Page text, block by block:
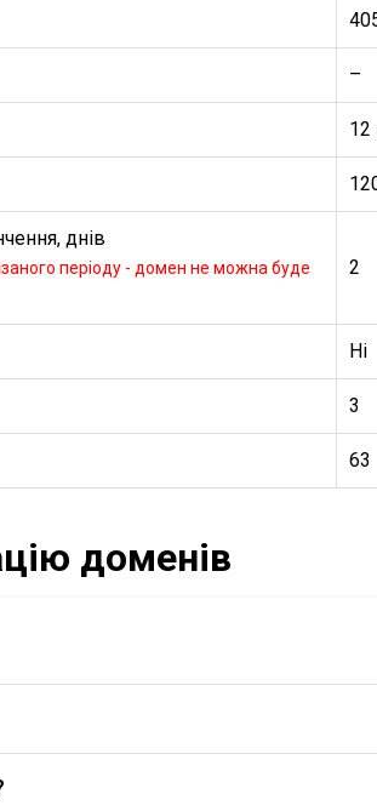
–
12
днів
періоду - домен не можна буде
2
Ні
3
63
доменів